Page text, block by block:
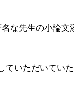
な先生の小論文
ていただいてい